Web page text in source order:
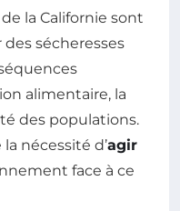
la Californie sont
sécheresses
alimentaire, la
des populations.
nécessité d’agir
face à ce